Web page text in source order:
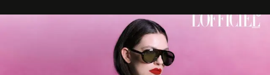
Montecarmelo.